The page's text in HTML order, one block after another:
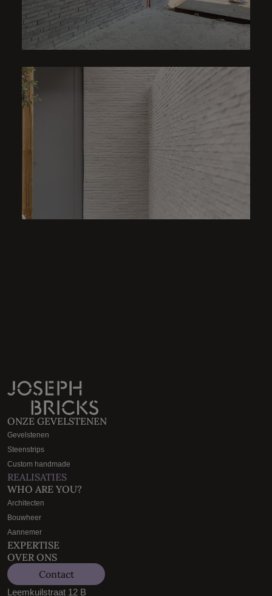
WERK IN UITVOERING | W
HENRY
ONZE GEVELSTENEN
Gevelstenen
Steenstrips
Custom handmade
REALISATIES
WHO ARE YOU?
Architecten
Bouwheer
Aannemer
EXPERTISE
OVER ONS
Contact
Leemkuilstraat 12 B